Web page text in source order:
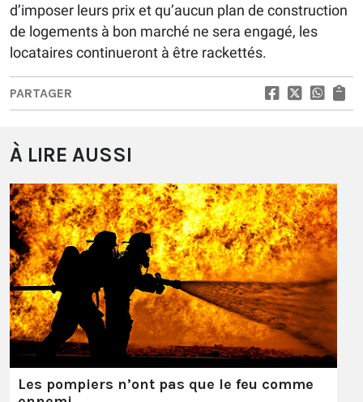
d’imposer leurs prix et qu’aucun plan de construction
de logements à bon marché ne sera engagé, les
locataires continueront à être rackettés.
PARTAGER
À LIRE AUSSI
Les pompiers n’ont pas que le feu comme